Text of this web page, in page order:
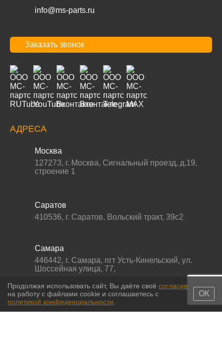
info@ms-parts.ru
Заказать звонок
АДРЕСА
Москва
127273, г. Москва, Сигнальный проезд, д.19,
строение 1
Саратов
410536, г. Саратов, Вольский тракт, 39с2
Самара
446442, г. Самара, пгт Усть-Кинельский, ул.
Шоссейная улица, 77,
Продолжая использовать сайт, Вы даёте своё согласие
на работу с файлами cookie и соглашаетесь с
политикой конфиденциальности
ОК